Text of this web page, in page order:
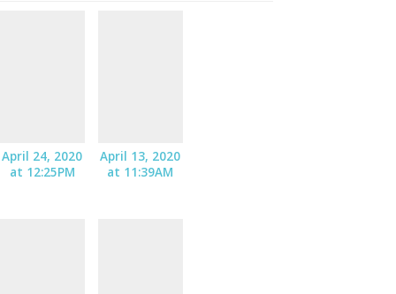
April 24, 2020
at 12:25PM
April 13, 2020
at 11:39AM